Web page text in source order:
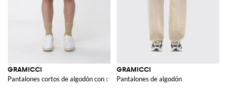
GRAMICCI
Pantalones cortos de algodón con cordón
GRAMICCI
Pantalones de algodón